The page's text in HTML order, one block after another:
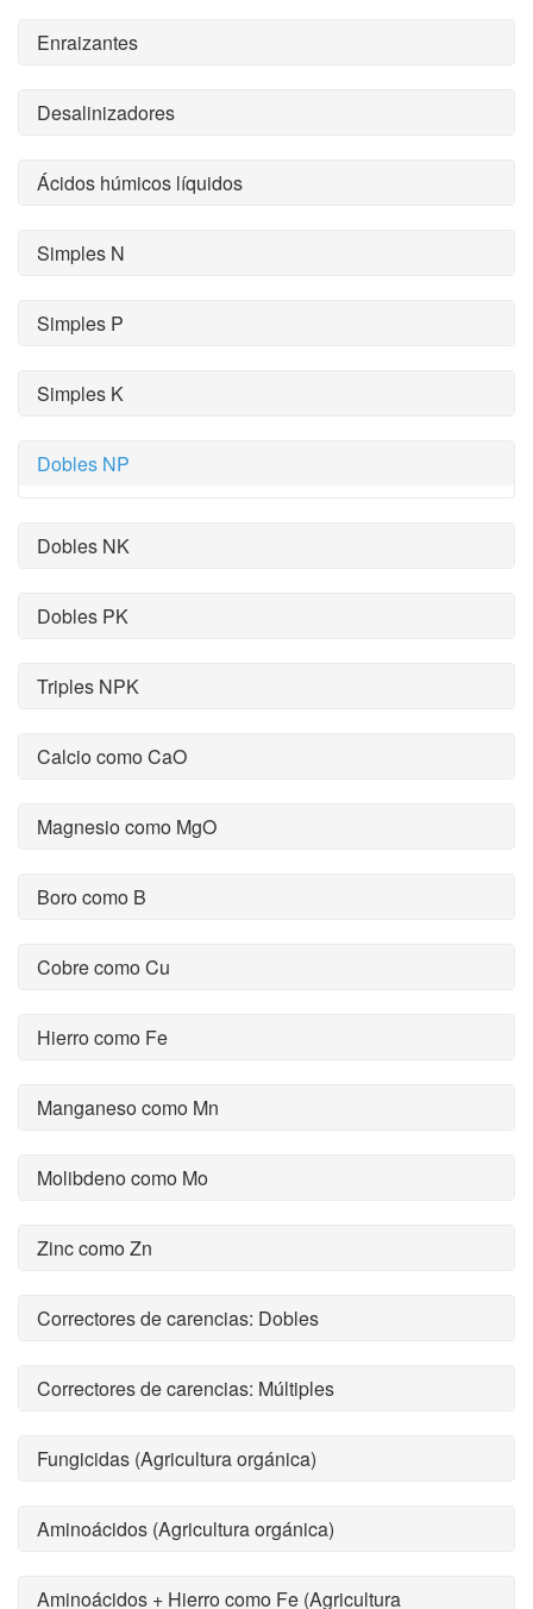
Enraizantes
Desalinizadores
Ácidos húmicos líquidos
Simples N
Simples P
Simples K
Dobles NP
Dobles NK
Dobles PK
Triples NPK
Calcio como CaO
Magnesio como MgO
Boro como B
Cobre como Cu
Hierro como Fe
Manganeso como Mn
Molibdeno como Mo
Zinc como Zn
Correctores de carencias: Dobles
Correctores de carencias: Múltiples
Fungicidas (Agricultura orgánica)
Aminoácidos (Agricultura orgánica)
Aminoácidos + Hierro como Fe (Agricultura